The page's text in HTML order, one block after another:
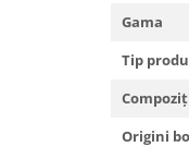
Gama
Tip
Origini